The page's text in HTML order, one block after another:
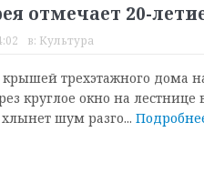
отмечает 20-
в: Культура
трехэтажного дома
круглое окно на
шум разго...